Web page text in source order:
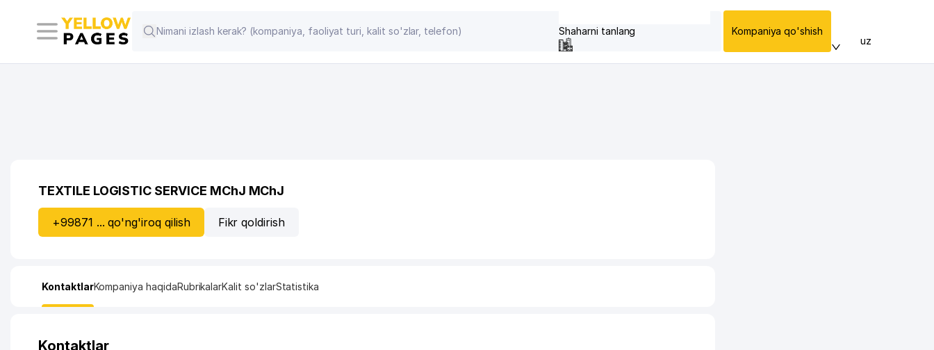
Shaharni tanlang Kompaniya qo'shish
uz
TEXTILE LOGISTIC SERVICE MChJ MChJ
+99871 ... qo'ng'iroq qilish Fikr qoldirish
KontaktlarKompaniya haqidaRubrikalarKalit so'zlarStatistika
Kontaktlar